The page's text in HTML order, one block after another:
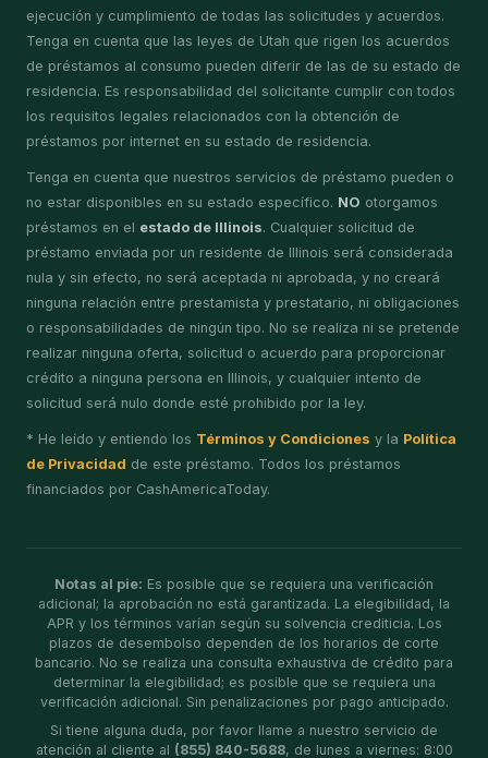
ejecución y cumplimiento de todas las solicitudes y acuerdos.
Tenga en cuenta que las leyes de Utah que rigen los acuerdos
de préstamos al consumo pueden diferir de las de su estado de
residencia. Es responsabilidad del solicitante cumplir con todos
los requisitos legales relacionados con la obtención de
préstamos por internet en su estado de residencia.
Tenga en cuenta que nuestros servicios de préstamo pueden o
no estar disponibles en su estado específico. NO otorgamos
préstamos en el estado de Illinois. Cualquier solicitud de
préstamo enviada por un residente de Illinois será considerada
nula y sin efecto, no será aceptada ni aprobada, y no creará
ninguna relación entre prestamista y prestatario, ni obligaciones
o responsabilidades de ningún tipo. No se realiza ni se pretende
realizar ninguna oferta, solicitud o acuerdo para proporcionar
crédito a ninguna persona en Illinois, y cualquier intento de
solicitud será nulo donde esté prohibido por la ley.
* He leído y entiendo los Términos y Condiciones y la Política
de Privacidad de este préstamo. Todos los préstamos
financiados por CashAmericaToday.
Notas al pie: Es posible que se requiera una verificación
adicional; la aprobación no está garantizada. La elegibilidad, la
APR y los términos varían según su solvencia crediticia. Los
plazos de desembolso dependen de los horarios de corte
bancario. No se realiza una consulta exhaustiva de crédito para
determinar la elegibilidad; es posible que se requiera una
verificación adicional. Sin penalizaciones por pago anticipado.
Si tiene alguna duda, por favor llame a nuestro servicio de
atención al cliente al (855) 840-5688, de lunes a viernes: 8:00